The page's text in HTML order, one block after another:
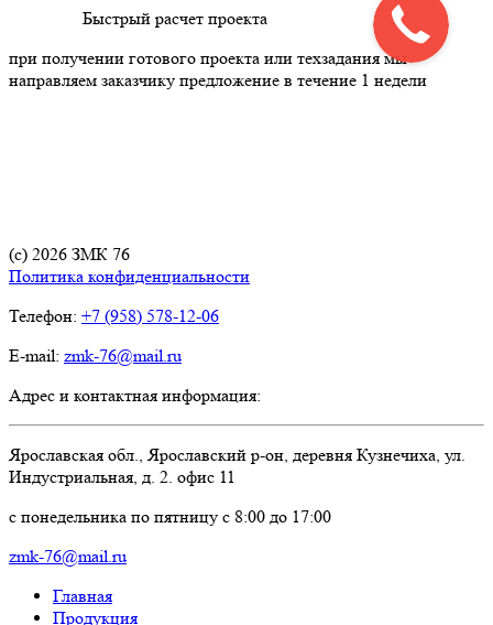
Быстрый расчет проекта
при получении готового проекта или техзадания мы
направляем заказчику предложение в течение 1 недели
(с) 2026 ЗМК 76
Политика конфиденциальности
Телефон: +7 (958) 578-12-06
E-mail: zmk-76@mail.ru
Адрес и контактная информация:
Ярославская обл., Ярославский р-он, деревня Кузнечиха, ул.
Индустриальная, д. 2. офис 11
c понедельника по пятницу с 8:00 до 17:00
zmk-76@mail.ru
Главная
Продукция